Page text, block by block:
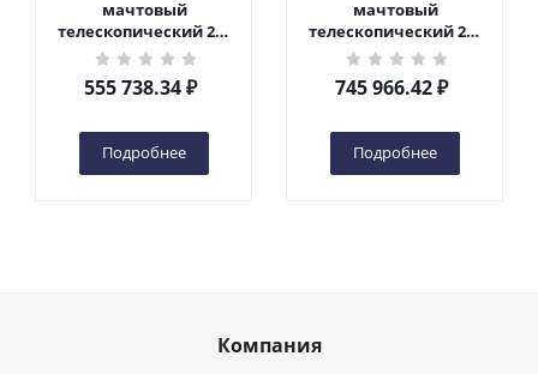
мачтовый
телескопический 200
кг 6 м TOR GTWY6-200S
DC 2-мачтовый
(автономный) (G) в
555 738.34₽
Подробнее
мачтовый
телескопический 200
кг 10 м TOR GTWY10-
200S DC 2-мачтовый
(автономный) (N) в
745 966.42₽
Подробнее
Компания